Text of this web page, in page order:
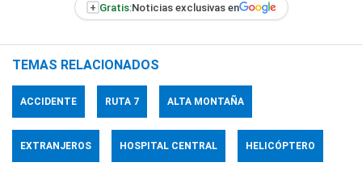
+ Gratis:Noticias exclusivas en
TEMAS RELACIONADOS
ACCIDENTE RUTA 7 ALTA MONTAÑA
EXTRANJEROS HOSPITAL CENTRAL HELICÓPTERO